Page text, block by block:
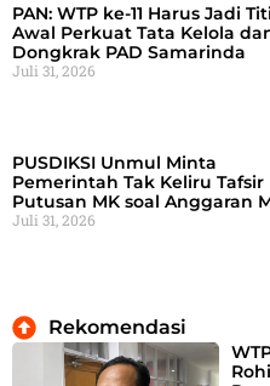
PAN: WTP ke-11 Harus Jadi
Awal Perkuat Tata Kelola
Dongkrak PAD Samarinda
Juli 31, 2026
PUSDIKSI Unmul Minta
Pemerintah Tak Keliru Tafsir
Putusan MK soal Anggaran
Juli 31, 2026
Rekomendasi